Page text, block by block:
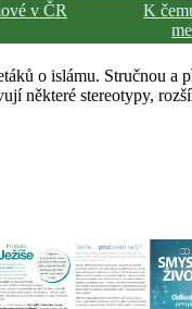
v ČR
K
o islámu. Stručnou a
některé stereotypy,